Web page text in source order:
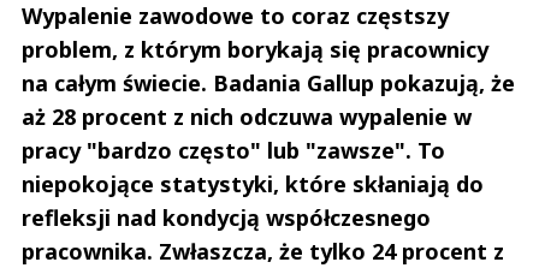
Wypalenie zawodowe to coraz częstszy
problem, z którym borykają się pracownicy
na całym świecie. Badania Gallup pokazują, że
aż 28 procent z nich odczuwa wypalenie w
pracy "bardzo często" lub "zawsze". To
niepokojące statystyki, które skłaniają do
refleksji nad kondycją współczesnego
pracownika. Zwłaszcza, że tylko 24 procent z